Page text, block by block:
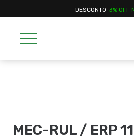
DESCONTO 3% OFF
MEC-RUL / ERP